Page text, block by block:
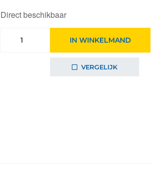
Direct beschikbaar
Broodrooster
IN WINKELMAND
VERGELIJK